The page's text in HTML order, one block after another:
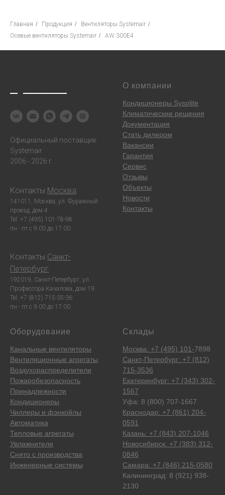
Главная / Продукция / Вентиляторы Systemair /
Осевые вентиляторы Systemair / AW 300E4
Официальный поставщик
Systemair.
2006 - 2026 г.
Контакты Москва
141011, Москва, ул. Фуражный
проезд, дом 4.
Tel: +7 (495) 101-78-98
пн - пт с 9:00 до 17:00
Контакты Санкт-
Петербург
192019, Санкт-Петербург, ул.
Профессора Качалова, дом 19.
Tel: +7 (812) 715-35-36
пн - пт с 9:00 до 17:00
О компании
Кондиционеры Sysplite
Климатические решения
Документация
Стать дилером
Вакансии
Гарантия
Сервис
Отзывы
Объекты
Новости
Контакты
Оборудование
Канальные вентиляторы
Вентиляционные агрегаты
Воздухораспределители
Пожаробезопасность
Принадлежности
Кондиционеры
Чиллеры и фэнкойлы
Автоматика
Тепловые агрегаты
Увлажнители
Снято с производства
Инженерные системы
Склады
Москва: +7 (495) 101-7898
Санкт-Петербург: +7 (812)
715-3536
Екатеринбург: +7 (343) 302-
1567
Уфа: 8 (800) 707-1667
Краснодар: +7 (861) 204-
0591
Казань: +7 (843) 207-1046
Новосибирск: +7 (383) 312-
0846
Самара: +7 (846) 215-0580
Калининград: 8 (921) 938-
2130